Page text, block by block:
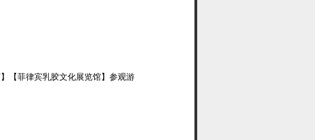
【菲律宾乳胶文化展览馆】参观游